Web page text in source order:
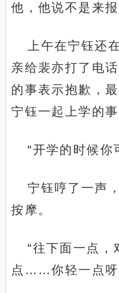
他，他说不是来
上午在宁钰还
亲给裴亦打了电
的事表示抱歉，
宁钰一起上学的事
“开学的时候你
宁钰哼了一声
按摩。
“往下面一点，
点……你轻一点